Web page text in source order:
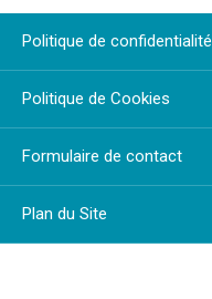
Politique de confidentialité
Politique de Cookies
Formulaire de contact
Plan du Site